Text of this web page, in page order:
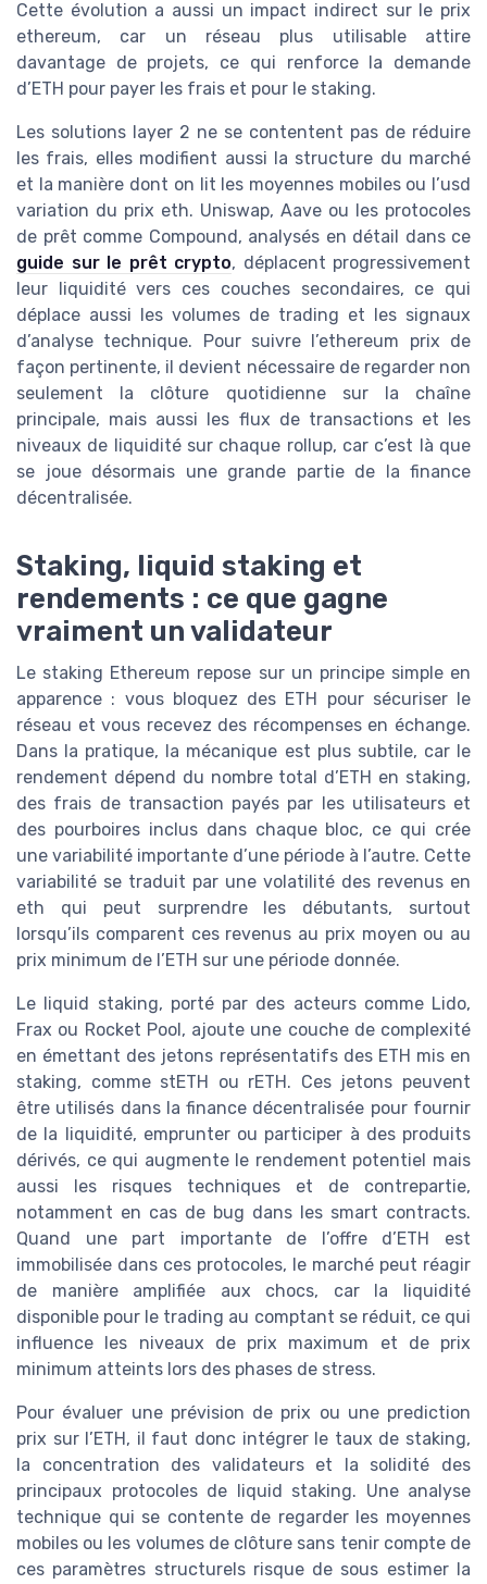
Cette évolution a aussi un impact indirect sur le prix
ethereum, car un réseau plus utilisable attire
davantage de projets, ce qui renforce la demande
d’ETH pour payer les frais et pour le staking.
Les solutions layer 2 ne se contentent pas de réduire
les frais, elles modifient aussi la structure du marché
et la manière dont on lit les moyennes mobiles ou l’usd
variation du prix eth. Uniswap, Aave ou les protocoles
de prêt comme Compound, analysés en détail dans ce
guide sur le prêt crypto, déplacent progressivement
leur liquidité vers ces couches secondaires, ce qui
déplace aussi les volumes de trading et les signaux
d’analyse technique. Pour suivre l’ethereum prix de
façon pertinente, il devient nécessaire de regarder non
seulement la clôture quotidienne sur la chaîne
principale, mais aussi les flux de transactions et les
niveaux de liquidité sur chaque rollup, car c’est là que
se joue désormais une grande partie de la finance
décentralisée.
Staking, liquid staking et
rendements : ce que gagne
vraiment un validateur
Le staking Ethereum repose sur un principe simple en
apparence : vous bloquez des ETH pour sécuriser le
réseau et vous recevez des récompenses en échange.
Dans la pratique, la mécanique est plus subtile, car le
rendement dépend du nombre total d’ETH en staking,
des frais de transaction payés par les utilisateurs et
des pourboires inclus dans chaque bloc, ce qui crée
une variabilité importante d’une période à l’autre. Cette
variabilité se traduit par une volatilité des revenus en
eth qui peut surprendre les débutants, surtout
lorsqu’ils comparent ces revenus au prix moyen ou au
prix minimum de l’ETH sur une période donnée.
Le liquid staking, porté par des acteurs comme Lido,
Frax ou Rocket Pool, ajoute une couche de complexité
en émettant des jetons représentatifs des ETH mis en
staking, comme stETH ou rETH. Ces jetons peuvent
être utilisés dans la finance décentralisée pour fournir
de la liquidité, emprunter ou participer à des produits
dérivés, ce qui augmente le rendement potentiel mais
aussi les risques techniques et de contrepartie,
notamment en cas de bug dans les smart contracts.
Quand une part importante de l’offre d’ETH est
immobilisée dans ces protocoles, le marché peut réagir
de manière amplifiée aux chocs, car la liquidité
disponible pour le trading au comptant se réduit, ce qui
influence les niveaux de prix maximum et de prix
minimum atteints lors des phases de stress.
Pour évaluer une prévision de prix ou une prediction
prix sur l’ETH, il faut donc intégrer le taux de staking,
la concentration des validateurs et la solidité des
principaux protocoles de liquid staking. Une analyse
technique qui se contente de regarder les moyennes
mobiles ou les volumes de clôture sans tenir compte de
ces paramètres structurels risque de sous estimer la